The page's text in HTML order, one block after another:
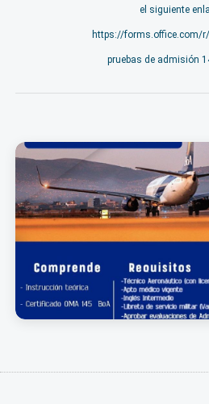
el siguiente
https://forms.office.com/
pruebas de admisión